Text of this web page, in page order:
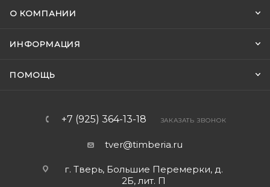
О КОМПАНИИ
ИНФОРМАЦИЯ
ПОМОЩЬ
+7 (925) 364-13-18 ЗАКАЗАТЬ ЗВОНОК
tver@timberia.ru
г. Тверь, Большие Перемерки, д.
2Б, лит. П